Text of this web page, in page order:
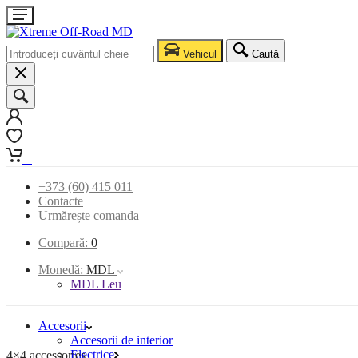
Vehicul Caută
+373 (60) 415 011
Contacte
Urmărește comanda
Compară: 0
Monedă: MDL
MDL Leu
Accesorii
Accesorii de interior
Electrice
4×4 accessories